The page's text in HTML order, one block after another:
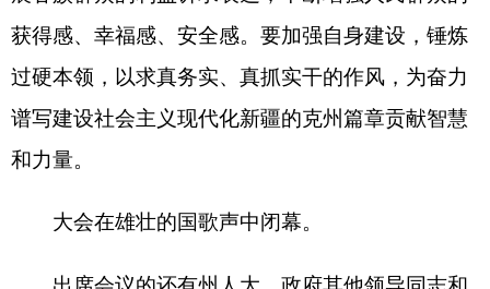
各县（市）网站 媒体
地州市政府 区政府部门
省区市政府 国家部委局
主办：克孜勒苏柯尔克孜自治州人民政府办公室
承办：克孜勒苏柯尔克孜自治州政务公开信息中心